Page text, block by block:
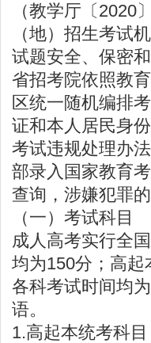
（教学厅〔2020
（地）招生考试
试题安全、保密
省招考院依照教
区统一随机编排
证和本人居民身
考试违规处理办
部录入国家教育
查询，涉嫌犯罪
（一）考试科目
成人高考实行全
均为150分；高
各科考试时间均
语。
1.高起本统考科目